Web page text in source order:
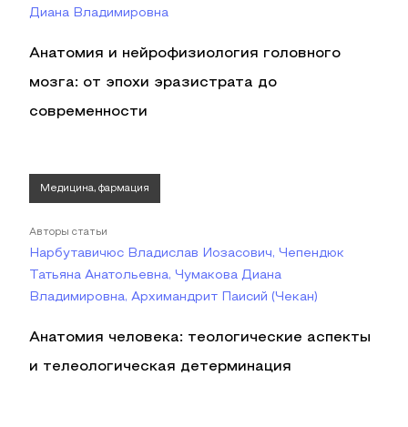
Диана Владимировна
Анатомия и нейрофизиология головного
мозга: от эпохи эразистрата до
современности
Медицина, фармация
Авторы статьи
Нарбутавичюс Владислав Иозасович, Чепендюк
Татьяна Анатольевна, Чумакова Диана
Владимировна, Архимандрит Паисий (Чекан)
Анатомия человека: теологические аспекты
и телеологическая детерминация